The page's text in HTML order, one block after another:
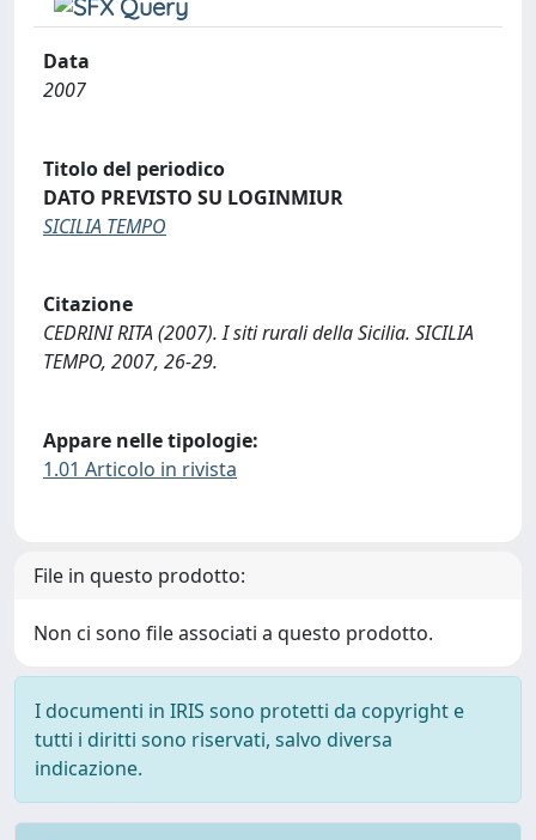
Data
2007
Titolo del periodico
DATO PREVISTO SU LOGINMIUR
SICILIA TEMPO
Citazione
CEDRINI RITA (2007). I siti rurali della Sicilia. SICILIA
TEMPO, 2007, 26-29.
Appare nelle tipologie:
1.01 Articolo in rivista
File in questo prodotto:
Non ci sono file associati a questo prodotto.
I documenti in IRIS sono protetti da copyright e
tutti i diritti sono riservati, salvo diversa
indicazione.